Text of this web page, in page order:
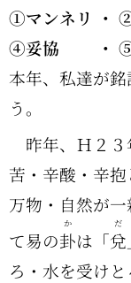
①マンネリ ・
④妥協 ・ ⑤
本年、私達が
う。
昨年、Ｈ２３
苦・辛酸・辛抱
万物・自然が
て易の卦
か
は「兌
だ
ろ・水を受け